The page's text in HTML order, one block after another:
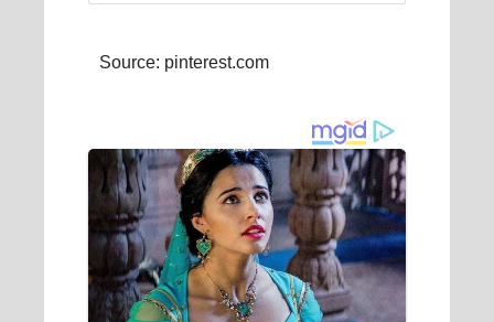
Source: pinterest.com